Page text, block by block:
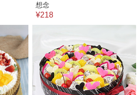
想念
¥218